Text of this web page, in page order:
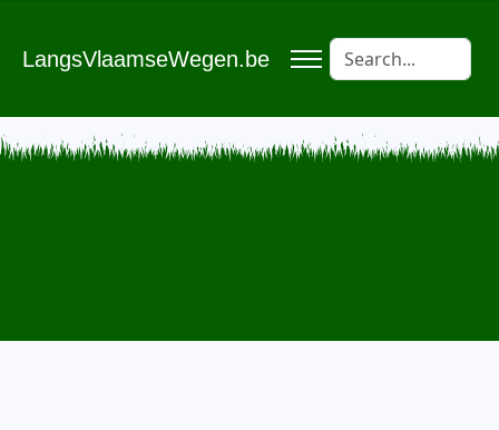
LangsVlaamseWegen.be